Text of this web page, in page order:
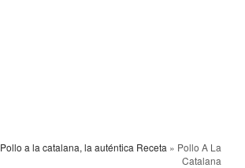
Pollo a la catalana, la auténtica Receta » Pollo A La
Catalana